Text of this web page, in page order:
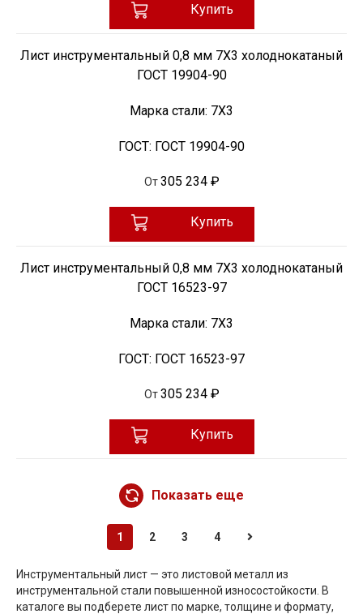
Купить
Лист инструментальный 0,8 мм 7Х3 холоднокатаный
ГОСТ 19904-90
Марка стали: 7Х3
ГОСТ: ГОСТ 19904-90
От 305 234 ₽
Купить
Лист инструментальный 0,8 мм 7Х3 холоднокатаный
ГОСТ 16523-97
Марка стали: 7Х3
ГОСТ: ГОСТ 16523-97
От 305 234 ₽
Купить
Показать еще
1 2 3 4
Инструментальный лист — это листовой металл из
инструментальной стали повышенной износостойкости. В
каталоге вы подберете лист по марке, толщине и формату,